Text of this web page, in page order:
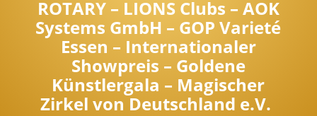
ROTARY – LIONS Clubs – AOK
Systems GmbH – GOP Varieté
Essen – Internationaler
Showpreis – Goldene
Künstlergala – Magischer
Zirkel von Deutschland e.V.